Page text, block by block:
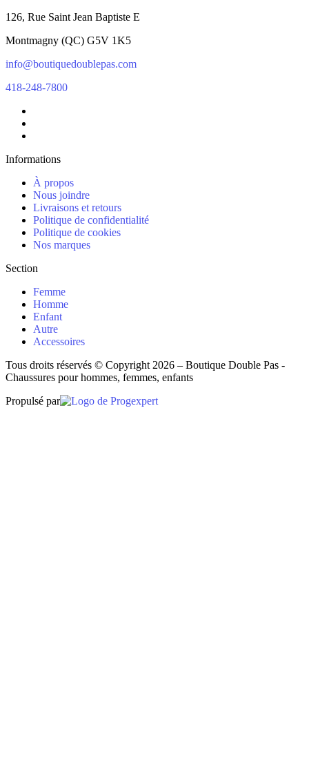
126, Rue Saint Jean Baptiste E
Montmagny (QC) G5V 1K5
info@boutiquedoublepas.com
418-248-7800
Informations
À propos
Nous joindre
Livraisons et retours
Politique de confidentialité
Politique de cookies
Nos marques
Section
Femme
Homme
Enfant
Autre
Accessoires
Tous droits réservés © Copyright 2026 – Boutique Double Pas -
Chaussures pour hommes, femmes, enfants
Propulsé par